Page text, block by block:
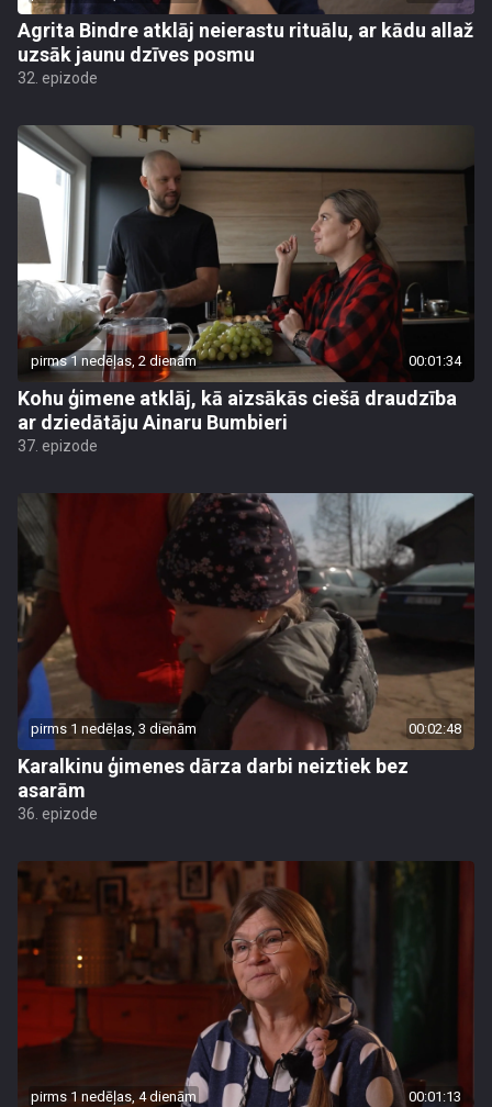
Agrita Bindre atklāj neierastu rituālu, ar kādu allaž
uzsāk jaunu dzīves posmu
32. epizode
pirms 1 nedēļas, 2 dienām 00:01:34
Kohu ģimene atklāj, kā aizsākās ciešā draudzība
ar dziedātāju Ainaru Bumbieri
37. epizode
pirms 1 nedēļas, 3 dienām 00:02:48
Karalkinu ģimenes dārza darbi neiztiek bez
asarām
36. epizode
pirms 1 nedēļas, 4 dienām 00:01:13